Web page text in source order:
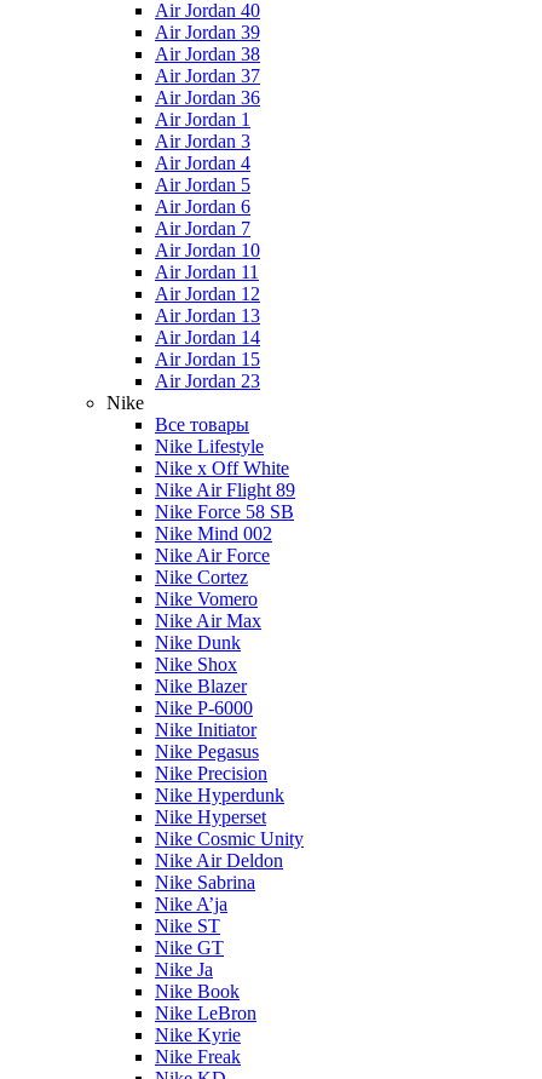
Air Jordan 40
Air Jordan 39
Air Jordan 38
Air Jordan 37
Air Jordan 36
Air Jordan 1
Air Jordan 3
Air Jordan 4
Air Jordan 5
Air Jordan 6
Air Jordan 7
Air Jordan 10
Air Jordan 11
Air Jordan 12
Air Jordan 13
Air Jordan 14
Air Jordan 15
Air Jordan 23
Nike
Все товары
Nike Lifestyle
Nike x Off White
Nike Air Flight 89
Nike Force 58 SB
Nike Mind 002
Nike Air Force
Nike Cortez
Nike Vomero
Nike Air Max
Nike Dunk
Nike Shox
Nike Blazer
Nike P-6000
Nike Initiator
Nike Pegasus
Nike Precision
Nike Hyperdunk
Nike Hyperset
Nike Cosmic Unity
Nike Air Deldon
Nike Sabrina
Nike A’ja
Nike ST
Nike GT
Nike Ja
Nike Book
Nike LeBron
Nike Kyrie
Nike Freak